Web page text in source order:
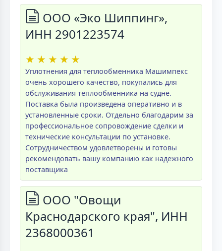
ООО «Эко Шиппинг»,
ИНН 2901223574
★ ★ ★ ★ ★
Уплотнения для теплообменника Машимпекс
очень хорошего качество, покупались для
обслуживания теплообменника на судне.
Поставка была произведена оперативно и в
установленные сроки. Отдельно благодарим за
профессиональное сопровождение сделки и
технические консультации по установке.
Сотрудничеством удовлетворены и готовы
рекомендовать вашу компанию как надежного
поставщика
ООО "Овощи
Краснодарского края", ИНН
2368000361